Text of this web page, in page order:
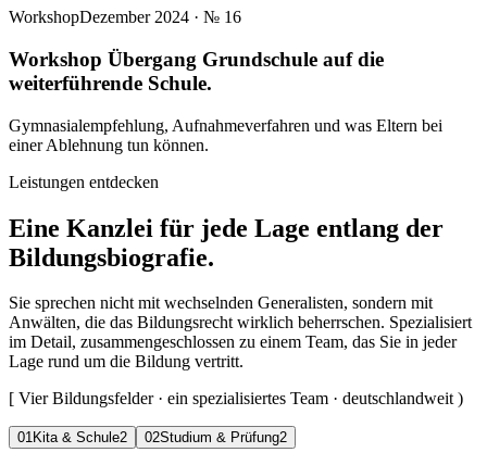
WorkshopDezember 2024 · № 16
Workshop Übergang Grundschule auf die
weiterführende Schule.
Gymnasialempfehlung, Aufnahmeverfahren und was Eltern bei
einer Ablehnung tun können.
Leistungen entdecken
Eine Kanzlei für jede Lage entlang der
Bildungsbiografie.
Sie sprechen nicht mit wechselnden Generalisten, sondern mit
Anwälten, die das Bildungsrecht wirklich beherrschen. Spezialisiert
im Detail, zusammengeschlossen zu einem Team, das Sie in jeder
Lage rund um die Bildung vertritt.
[ Vier Bildungsfelder · ein spezialisiertes Team · deutschlandweit)
01Kita & Schule2 02Studium & Prüfung2